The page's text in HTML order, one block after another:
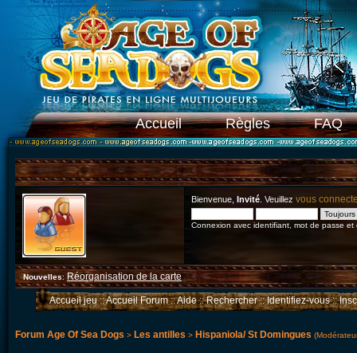
Accueil Règles FAQ
Bienvenue, Invité . Veuillez vous
Connexion avec identifiant, mot de passe et
Nouvelles: Réorganisation de la carte
Accueil jeu::Accueil Forum::Aide::Rechercher::Identifiez-vous::
Forum Age Of Sea Dogs > Les antilles > Hispaniola/ St Domingues